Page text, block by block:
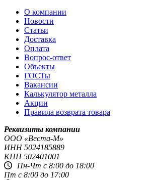
О компании
Новости
Статьи
Доставка
Оплата
Вопрос-ответ
Объекты
ГОСТы
Вакансии
Калькулятор металла
Акции
Правила возврата товара
Реквизиты компании
OOO «Веста-М»
ИНН5024185889
КПП502401001
Пн-Чт с 8:00 до 18:00
Пт с 8:00 до 17:00